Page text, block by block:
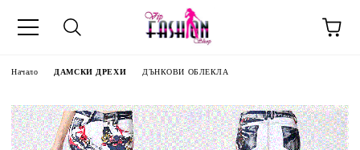
Начало ДАМСКИ ДРЕХИ ДЪНКОВИ ОБЛЕКЛА